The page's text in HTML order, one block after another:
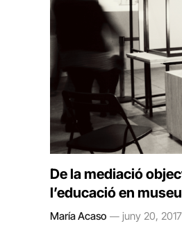
De la mediació
l’educació en
María Acaso juny 20, 2017